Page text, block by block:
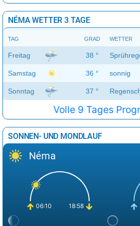
NÉMA WETTER 3 TAGE
TAG GRAD WETTER
Freitag 38 °
Samstag 36 ° sonnig
Sonntag 37 °
Volle 9 Tages
SONNEN- UND MONDLAUF
Néma
06:10 18:58